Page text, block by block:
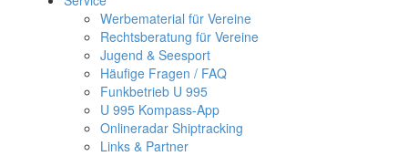
Werbematerial für Vereine
Rechtsberatung für Vereine
Jugend & Seesport
Häufige Fragen / FAQ
Funkbetrieb U 995
U 995 Kompass-App
Onlineradar Shiptracking
Links & Partner